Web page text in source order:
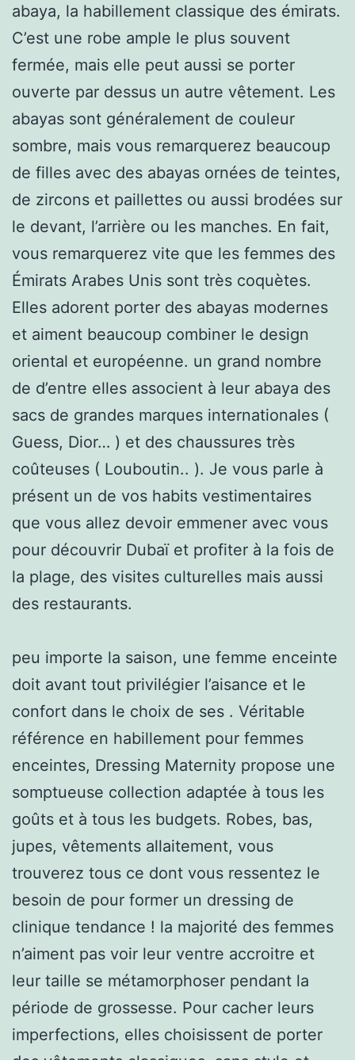
abaya, la habillement classique des émirats.
C’est une robe ample le plus souvent
fermée, mais elle peut aussi se porter
ouverte par dessus un autre vêtement. Les
abayas sont généralement de couleur
sombre, mais vous remarquerez beaucoup
de filles avec des abayas ornées de teintes,
de zircons et paillettes ou aussi brodées sur
le devant, l’arrière ou les manches. En fait,
vous remarquerez vite que les femmes des
Émirats Arabes Unis sont très coquètes.
Elles adorent porter des abayas modernes
et aiment beaucoup combiner le design
oriental et européenne. un grand nombre
de d’entre elles associent à leur abaya des
sacs de grandes marques internationales (
Guess, Dior… ) et des chaussures très
coûteuses ( Louboutin.. ). Je vous parle à
présent un de vos habits vestimentaires
que vous allez devoir emmener avec vous
pour découvrir Dubaï et profiter à la fois de
la plage, des visites culturelles mais aussi
des restaurants.
peu importe la saison, une femme enceinte
doit avant tout privilégier l’aisance et le
confort dans le choix de ses . Véritable
référence en habillement pour femmes
enceintes, Dressing Maternity propose une
somptueuse collection adaptée à tous les
goûts et à tous les budgets. Robes, bas,
jupes, vêtements allaitement, vous
trouverez tous ce dont vous ressentez le
besoin de pour former un dressing de
clinique tendance ! la majorité des femmes
n’aiment pas voir leur ventre accroitre et
leur taille se métamorphoser pendant la
période de grossesse. Pour cacher leurs
imperfections, elles choisissent de porter